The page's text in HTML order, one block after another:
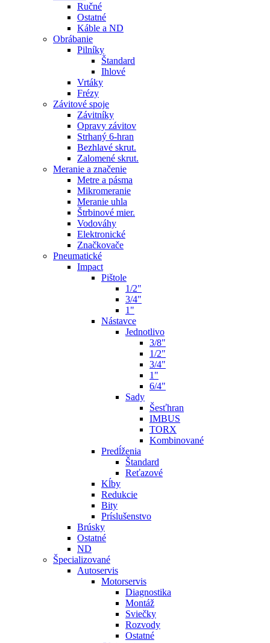
Ručné
Ostatné
Káble a ND
Obrábanie
Pilníky
Štandard
Ihlové
Vrtáky
Frézy
Závitové spoje
Závitníky
Opravy závitov
Strhaný 6-hran
Bezhlavé skrut.
Zalomené skrut.
Meranie a značenie
Metre a pásma
Mikromeranie
Meranie uhla
Štrbinové mier.
Vodováhy
Elektronické
Značkovače
Pneumatické
Impact
Pištole
1/2"
3/4"
1"
Nástavce
Jednotlivo
3/8"
1/2"
3/4"
1"
6/4"
Sady
Šesťhran
IMBUS
TORX
Kombinované
Predĺženia
Štandard
Reťazové
Kĺby
Redukcie
Bity
Príslušenstvo
Brúsky
Ostatné
ND
Špecializované
Autoservis
Motorservis
Diagnostika
Montáž
Sviečky
Rozvody
Ostatné